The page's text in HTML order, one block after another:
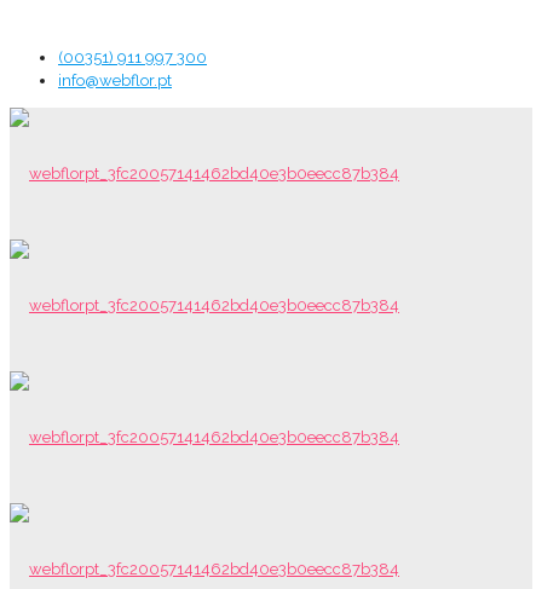
(00351) 911 997 300
info@webflor.pt